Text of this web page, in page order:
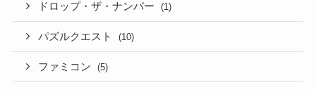
ドロップ・ザ・ナンバー (1)
パズルクエスト (10)
ファミコン (5)